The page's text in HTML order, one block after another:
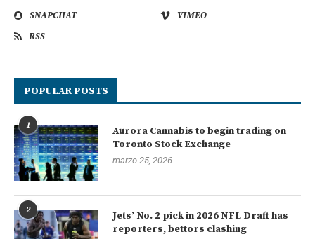
SNAPCHAT
VIMEO
RSS
POPULAR POSTS
1
Aurora Cannabis to begin trading on
Toronto Stock Exchange
marzo 25, 2026
2
Jets’ No. 2 pick in 2026 NFL Draft has
reporters, bettors clashing